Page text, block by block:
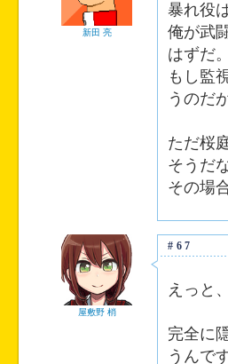
新田 亮
暴れ役
俺が武
はずだ
もし監
うのだ
ただ桜
そうだ
その場
屋敷野 梢
#67
えっと
完全に
うんで